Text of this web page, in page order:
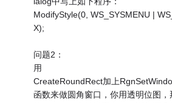
ModifyStyle(0, WS_SYSMENU |
X);
问题2：
用
CreateRoundRect加上
函数来做圆角窗口，你用透明位图